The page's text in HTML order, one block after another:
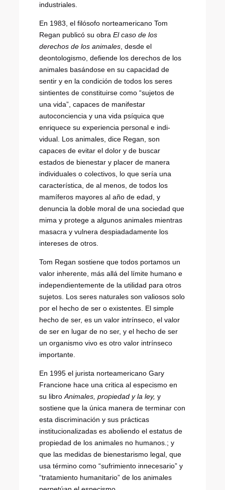
industriales.
En 1983, el filósofo norteamericano Tom
Regan publicó su obra El caso de los
derechos de los animales, desde el
deontologismo, defiende los derechos de los
animales basándose en su capacidad de
sentir y en la condición de todos los seres
sintientes de constituirse como “sujetos de
una vida”, capaces de manifestar
autoconciencia y una vida psíquica que
enriquece su experiencia personal e indi-
vidual. Los animales, dice Regan, son
capaces de evitar el dolor y de buscar
estados de bienestar y placer de manera
individuales o colectivos, lo que sería una
característica, de al menos, de todos los
mamíferos mayores al año de edad, y
denuncia la doble moral de una sociedad que
mima y protege a algunos animales mientras
masacra y vulnera despiadadamente los
intereses de otros.
Tom Regan sostiene que todos portamos un
valor inherente, más allá del límite humano e
independientemente de la utilidad para otros
sujetos. Los seres naturales son valiosos solo
por el hecho de ser o existentes. El simple
hecho de ser, es un valor intrínseco, el valor
de ser en lugar de no ser, y el hecho de ser
un organismo vivo es otro valor intrínseco
importante.
En 1995 el jurista norteamericano Gary
Francione hace una critica al especismo en
su libroAnimales, propiedad y la ley, y
sostiene que la única manera de terminar con
esta discriminación y sus prácticas
institucionalizadas es aboliendo el estatus de
propiedad de los animales no humanos.; y
que las medidas de bienestarismo legal, que
usa término como “sufrimiento innecesario” y
“tratamiento humanitario” de los animales